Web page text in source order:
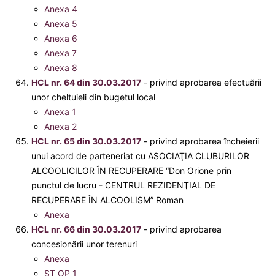
Anexa 4
Anexa 5
Anexa 6
Anexa 7
Anexa 8
HCL nr. 64 din 30.03.2017 - privind aprobarea efectuării
unor cheltuieli din bugetul local
Anexa 1
Anexa 2
HCL nr. 65 din 30.03.2017 - privind aprobarea încheierii
unui acord de parteneriat cu ASOCIAŢIA CLUBURILOR
ALCOOLICILOR ÎN RECUPERARE “Don Orione prin
punctul de lucru - CENTRUL REZIDENŢIAL DE
RECUPERARE ÎN ALCOOLISM” Roman
Anexa
HCL nr. 66 din 30.03.2017 - privind aprobarea
concesionării unor terenuri
Anexa
ST OP 1